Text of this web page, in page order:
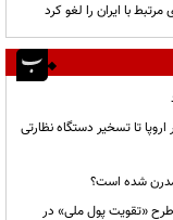
با ایران را لغو کرد
تا تسخیر دستگاه نظارتی
مدرن شده است؟
«تقویت پول ملی» در